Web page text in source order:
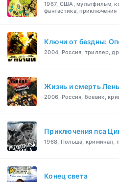
1967, США, мультфильм,
фантастика, приключения
Ключи от бездны:
2004, Россия, триллер,
Жизнь и смерть
2006, Россия, боевик,
Приключения пса
1968, Польша, криминал,
Конец света